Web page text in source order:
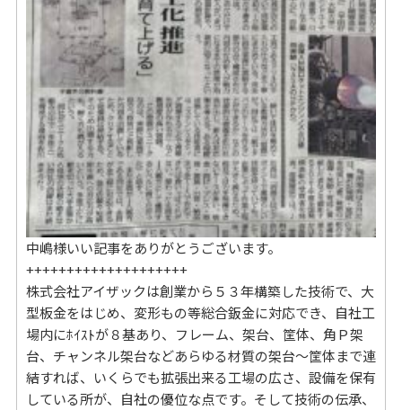
中嶋様いい記事をありがとうございます。
++++++++++++++++++++
株式会社アイザックは創業から５３年構築した技術で、大
型板金をはじめ、変形もの等総合鈑金に対応でき、自社工
場内にﾎｲｽﾄが８基あり、フレーム、架台、筐体、角Ｐ架
台、チャンネル架台などあらゆる材質の架台～筐体まで連
結すれば、いくらでも拡張出来る工場の広さ、設備を保有
している所が、自社の優位な点です。そして技術の伝承、